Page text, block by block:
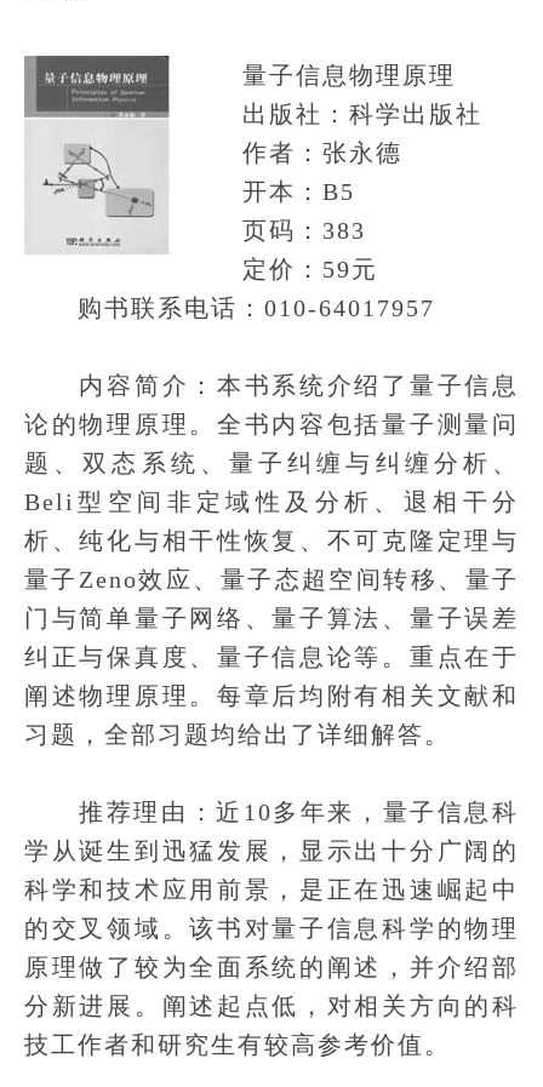
量子信息物理原理
出版社：科学出版社
作者：张永德
开本：B5
页码：383
定价：59元
购书联系电话：010-64017957
内容简介：本书系统介绍了量子信息
论的物理原理。全书内容包括量子测量问
题、双态系统、量子纠缠与纠缠分析、
Beli型空间非定域性及分析、退相干分
析、纯化与相干性恢复、不可克隆定理与
量子Zeno效应、量子态超空间转移、量子
门与简单量子网络、量子算法、量子误差
纠正与保真度、量子信息论等。重点在于
阐述物理原理。每章后均附有相关文献和
习题，全部习题均给出了详细解答。
推荐理由：近10多年来，量子信息科
学从诞生到迅猛发展，显示出十分广阔的
科学和技术应用前景，是正在迅速崛起中
的交叉领域。该书对量子信息科学的物理
原理做了较为全面系统的阐述，并介绍部
分新进展。阐述起点低，对相关方向的科
技工作者和研究生有较高参考价值。